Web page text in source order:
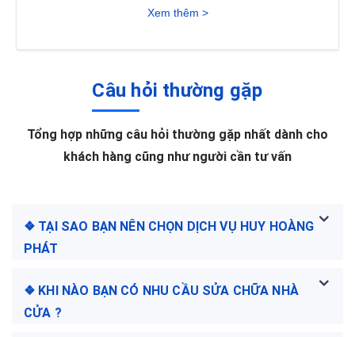
Xem thêm >
Câu hỏi thường gặp
Tổng hợp những câu hỏi thường gặp nhất dành cho
khách hàng cũng như người cần tư vấn
❖ TẠI SAO BẠN NÊN CHỌN DỊCH VỤ HUY HOÀNG
PHÁT
❖ KHI NÀO BẠN CÓ NHU CẦU SỬA CHỮA NHÀ
CỬA ?